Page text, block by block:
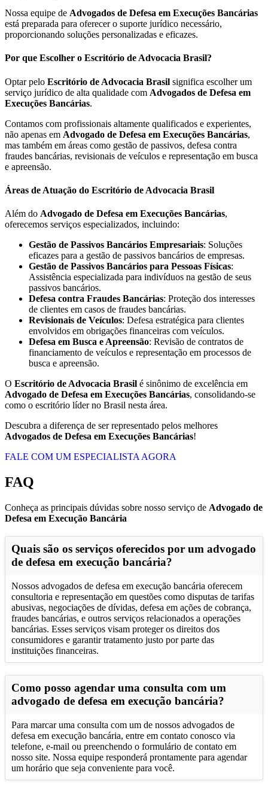
Nossa equipe de Advogados de Defesa em Execuções Bancárias
está preparada para oferecer o suporte jurídico necessário,
proporcionando soluções personalizadas e eficazes.
Por que Escolher o Escritório de Advocacia Brasil?
Optar pelo Escritório de Advocacia Brasil significa escolher um
serviço jurídico de alta qualidade com Advogados de Defesa em
Execuções Bancárias.
Contamos com profissionais altamente qualificados e experientes,
não apenas em Advogado de Defesa em Execuções Bancárias,
mas também em áreas como gestão de passivos, defesa contra
fraudes bancárias, revisionais de veículos e representação em busca
e apreensão.
Áreas de Atuação do Escritório de Advocacia Brasil
Além do Advogado de Defesa em Execuções Bancárias,
oferecemos serviços especializados, incluindo:
Gestão de Passivos Bancários Empresariais: Soluções
eficazes para a gestão de passivos bancários de empresas.
Gestão de Passivos Bancários para Pessoas Físicas:
Assistência especializada para indivíduos na gestão de seus
passivos bancários.
Defesa contra Fraudes Bancárias: Proteção dos interesses
de clientes em casos de fraudes bancárias.
Revisionais de Veículos: Defesa estratégica para clientes
envolvidos em obrigações financeiras com veículos.
Defesa em Busca e Apreensão: Revisão de contratos de
financiamento de veículos e representação em processos de
busca e apreensão.
O Escritório de Advocacia Brasil é sinônimo de excelência em
Advogado de Defesa em Execuções Bancárias, consolidando-se
como o escritório líder no Brasil nesta área.
Descubra a diferença de ser representado pelos melhores
Advogados de Defesa em Execuções Bancárias!
FALE COM UM ESPECIALISTA AGORA
FAQ
Conheça as principais dúvidas sobre nosso serviço de Advogado de
Defesa em Execução Bancária
Quais são os serviços oferecidos por um advogado
de defesa em execução bancária?
Nossos advogados de defesa em execução bancária oferecem
consultoria e representação em questões como disputas de tarifas
abusivas, negociações de dívidas, defesa em ações de cobrança,
fraudes bancárias, e outros serviços relacionados a operações
bancárias. Esses serviços visam proteger os direitos dos
consumidores e garantir tratamento justo por parte das
instituições financeiras.
Como posso agendar uma consulta com um
advogado de defesa em execução bancária?
Para marcar uma consulta com um de nossos advogados de
defesa em execução bancária, entre em contato conosco via
telefone, e-mail ou preenchendo o formulário de contato em
nosso site. Nossa equipe responderá prontamente para agendar
um horário que seja conveniente para você.